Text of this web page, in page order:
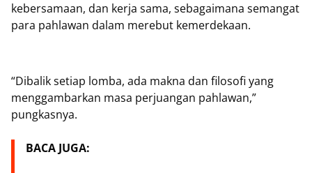
kebersamaan, dan kerja sama, sebagaimana semangat
para pahlawan dalam merebut kemerdekaan.
“Dibalik setiap lomba, ada makna dan filosofi yang
menggambarkan masa perjuangan pahlawan,”
pungkasnya.
BACA JUGA: